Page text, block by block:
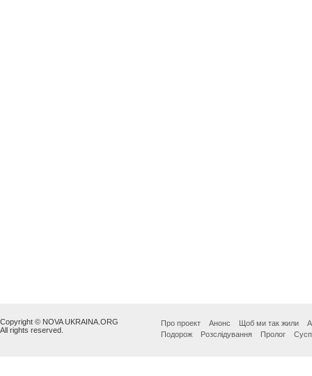
Copyright © NOVA UKRAINA.ORG
All rights reserved.
Про проект Анонс Щоб ми так жили
Подорож
Розслідування Пролог